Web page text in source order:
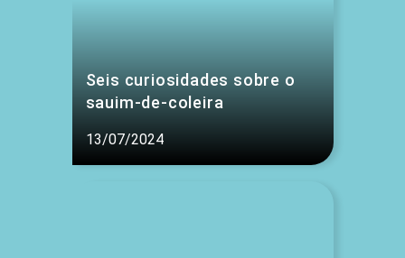
Seis curiosidades sobre o
sauim-de-coleira
13/07/2024